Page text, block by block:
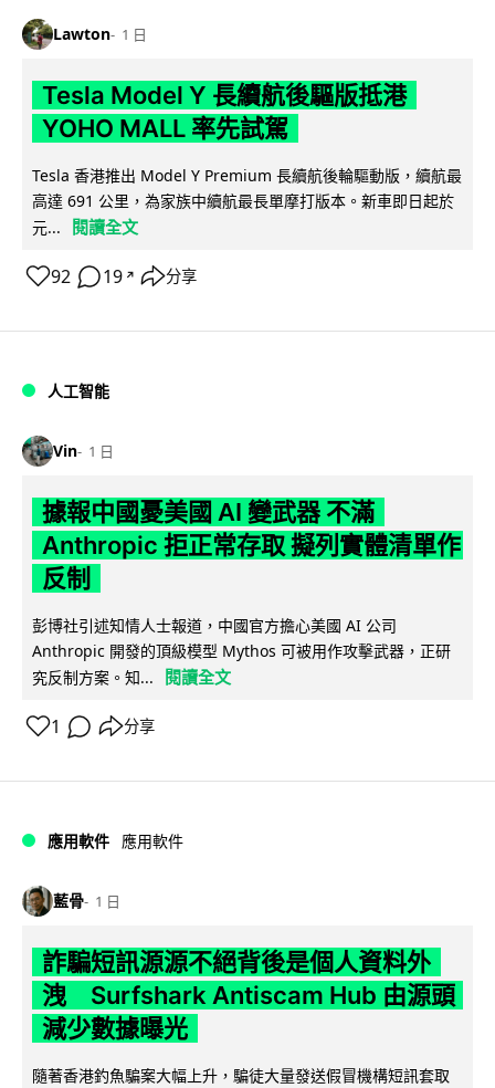
Lawton 1 日
Tesla Model Y 長續航後驅版抵港
YOHO MALL 率先試駕
Tesla 香港推出 Model Y Premium 長續航後輪驅動版，續航最
高達 691 公里，為家族中續航最長單摩打版本。新車即日起於
元...
閱讀全文
92 19 ↗ 分享
人工智能
Vin 1 日
據報中國憂美國 AI 變武器 不滿
Anthropic 拒正常存取 擬列實體清單作
反制
彭博社引述知情人士報道，中國官方擔心美國 AI 公司
Anthropic 開發的頂級模型 Mythos 可被用作攻擊武器，正研
究反制方案。知...
閱讀全文
1 分享
應用軟件 應用軟件
藍骨 1 日
詐騙短訊源源不絕背後是個人資料外
洩 Surfshark Antiscam Hub 由源頭
減少數據曝光
隨著香港釣魚騙案大幅上升，騙徒大量發送假冒機構短訊套取